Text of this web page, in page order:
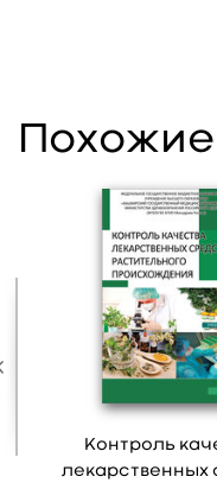
Контроль
лекарственных